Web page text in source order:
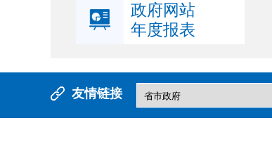
政府网站
年度报表
友情链接